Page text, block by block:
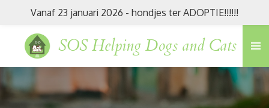
naar
SOS Helping Dogs and Cats
Vanaf 23 januari 2026 - hondjes ter ADOPTIE!!!!!!